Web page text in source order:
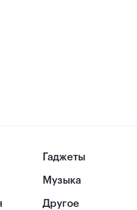
Гаджеты
Музыка
Другое